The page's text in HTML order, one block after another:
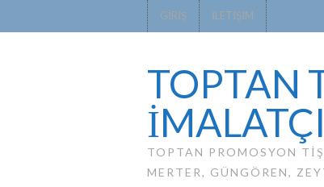
GIRIŞ İLETIŞIM
TOPTAN
TOPTAN PROMOSYON
MERTER, GÜNGÖREN,